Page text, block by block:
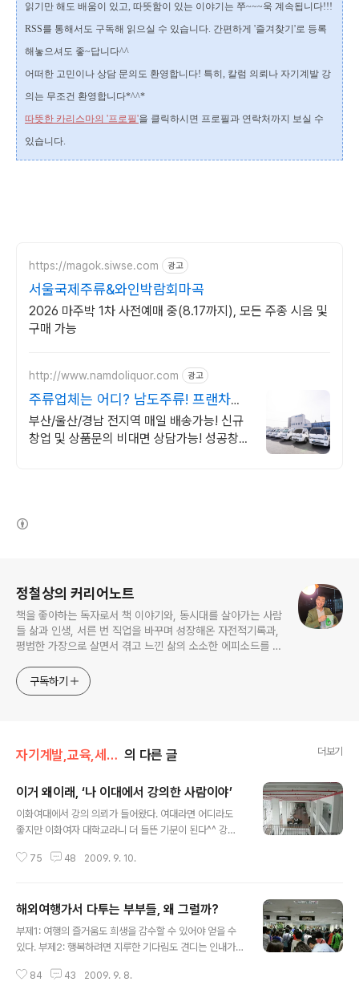
읽기만 해도 배움이 있고, 따뜻함이 있는 이야기는 쭈~~~욱 계속됩니다!!!
RSS를 통해서도 구독해 읽으실 수 있습니다. 간편하게 '즐겨찾기'로 등록
해놓으셔도 좋~답니다^^
어떠한 고민이나 상담 문의도 환영합니다! 특히, 칼럼 의뢰나 자기계발 강
의는 무조건 환영합니다*^^*
따뜻한 카리스마의 '프로필'을 클릭하시면 프로필과 연락처까지 보실 수
있습니다.
https://magok.siwse.com 광고
서울국제주류&와인박람회마곡
2026 마주박 1차 사전예매 중(8.17까지), 모든 주종 시음 및
구매 가능
http://www.namdoliquor.com 광고
주류업체는 어디? 남도주류! 프랜차이
즈 및 상권 전문상담
부산/울산/경남 전지역 매일 배송가능! 신규
창업 및 상품문의 비대면 상담가능! 성공창업
정철상의 커리어노트
책을 좋아하는 독자로서 책 이야기와, 동시대를 살아가는 사람
들 삶과 인생, 서른 번 직업을 바꾸며 성장해온 자전적기록과,
평범한 가장으로 살면서 겪고 느낀 삶의 소소한 에피소드를 전
고픈 커리어코치, 유튜브: 정교수의 인생수업
구독하기
자기계발,교육,세미나 의 다른 글 더보기
이거 왜이래, ‘나 이대에서 강의한 사람이야’
이화여대에서 강의 의뢰가 들어왔다. 여대라면 어디라도
좋지만 이화여자 대학교라니 더 들뜬 기분이 된다^^ 강의
입을까? 아니면 세미 케쥬얼로 입고 갈까^^ 그냥 정말 편하
입어", 붹-_-;;; "그래도, 여보,,," 기냥, 퍽퍽퍽@.@ ㅠ.ㅠ O
TL 이거 왜이래, ‘나 이대에서 강의하게 된 사람이야’라고
한 마디했다가 원 펀치에 넘어갔다는-_-;;ㅋ 이화여자대학
나를 먼저 알아보시네.@.@, 내가 그렇게 유명해졌나^^
75 48 2009. 9. 10.
해외여행가서 다투는 부부들, 왜 그럴까?
부제1: 여행의 즐거움도 희생을 감수할 수 있어야 얻을 수
있다. 부제2: 행복하려면 지루한 기다림도 견디는 인내가
일상을 떠난다는 생각만으로 일탈의 기쁨을 안겨준다. 게
84 43 2009. 9. 8.